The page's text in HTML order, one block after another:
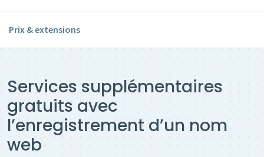
Prix & extensions
Services supplémentaires
gratuits avec
l’enregistrement d’un nom
web